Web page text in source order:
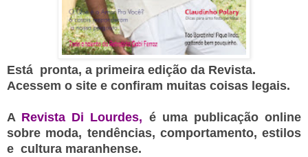
Está pronta, a primeira edição da Revista.
Acessem o site e confiram muitas coisas legais.
A Revista Di Lourdes, éuma publicação online
sobre moda, tendências, comportamento, estilos
e cultura maranhense.